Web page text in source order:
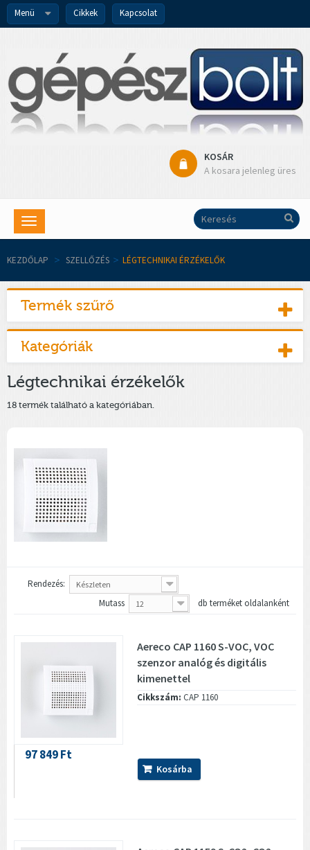
Menü Cikkek Kapcsolat
KOSÁR
A kosara jelenleg üres
Toggle
navigation
KEZDŐLAP > SZELLŐZÉS > LÉGTECHNIKAI ÉRZÉKELŐK
Termék szűrő
Kategóriák
Légtechnikai érzékelők
18 termék található a kategóriában.
Rendezés: Készleten
Mutass 12 db terméket oldalanként
Aereco CAP 1160 S-VOC, VOC
szenzor analóg és digitális
kimenettel
Cikkszám: CAP 1160
97 849 Ft
Kosárba